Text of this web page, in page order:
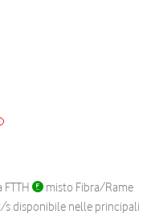
misto Fibra/Rame
s disponibile nelle principali